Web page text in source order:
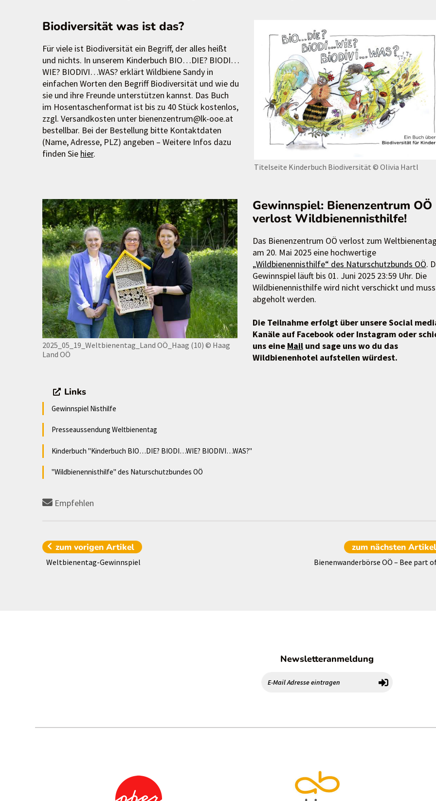
Titelseite Kinderbuch Biodiversität © Olivia Hartl
Biodiversität was ist das?
Für viele ist Biodiversität ein Begriff, der alles heißt
und nichts. In unserem Kinderbuch BIO…DIE? BIODI…
WIE? BIODIVI…WAS? erklärt Wildbiene Sandy in
einfachen Worten den Begriff Biodiversität und wie du
sie und ihre Freunde unterstützen kannst. Das Buch
im Hosentaschenformat ist bis zu 40 Stück kostenlos,
zzgl. Versandkosten unter bienenzentrum@lk-ooe.at
bestellbar. Bei der Bestellung bitte Kontaktdaten
(Name, Adresse, PLZ) angeben – Weitere Infos dazu
finden Sie hier.
2025_05_19_Weltbienentag_Land OÖ_Haag (10) © Haag
Land OÖ
Gewinnspiel: Bienenzentrum OÖ
verlost Wildbienennisthilfe!
Das Bienenzentrum OÖ verlost zum Weltbienentag
am 20. Mai 2025 eine hochwertige
„Wildbienennisthilfe“ des Naturschutzbunds OÖ.
Gewinnspiel läuft bis 01. Juni 2025 23:59 Uhr. Die
Wildbienennisthilfe wird nicht verschickt und muss
abgeholt werden.
Die Teilnahme erfolgt über unsere Social
Kanäle auf Facebook oder Instagram oder
uns eine Mailund sage uns wo du das
Wildbienenhotel aufstellen würdest.
Links
Gewinnspiel Nisthilfe
Presseaussendung Weltbienentag
Kinderbuch "Kinderbuch BIO…DIE? BIODI…WIE? BIODIVI…WAS?"
"Wildbienennisthilfe" des Naturschutzbundes OÖ
Empfehlen
zum vorigenArtikel
Weltbienentag-Gewinnspiel
zum nächsten Artikel
Bienenwanderbörse OÖ – Bee part
Newsletteranmeldung